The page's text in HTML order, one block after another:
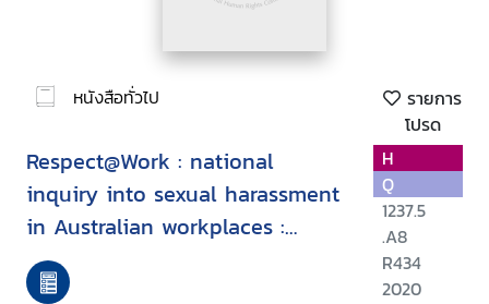
หนังสือทั่วไป
รายการ
โปรด
Respect@Work : national
inquiry into sexual harassment
in Australian workplaces :
community guide 2020
H
Q
1237.5
.A8
R434
2020